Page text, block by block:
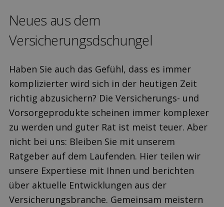
Neues aus dem
Versicherungsdschungel
Haben Sie auch das Gefühl, dass es immer
komplizierter wird sich in der heutigen Zeit
richtig abzusichern? Die Versicherungs- und
Vorsorgeprodukte scheinen immer komplexer
zu werden und guter Rat ist meist teuer. Aber
nicht bei uns: Bleiben Sie mit unserem
Ratgeber auf dem Laufenden. Hier teilen wir
unsere Expertiese mit Ihnen und berichten
über aktuelle Entwicklungen aus der
Versicherungsbranche. Gemeinsam meistern